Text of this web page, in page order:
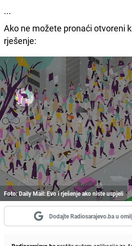
...
Ako ne možete pronaći otvoreni
rješenje:
Foto: Daily Mail: Evo i rješenje ako niste uspjeli
Dodajte Radiosarajevo.ba u